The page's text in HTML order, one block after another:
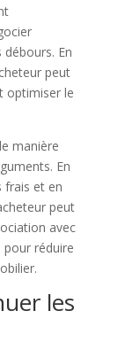
En
peut
optimiser le
manière
En
frais et en
peut
avec
réduire
les